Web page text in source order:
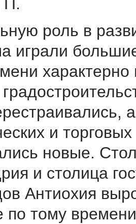
роль в
играли
и
новые.
и столица
Антиохия
по тому